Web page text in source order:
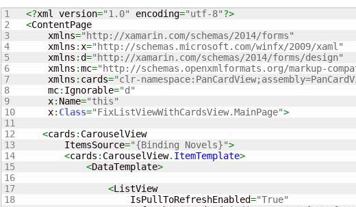
1
2
3
4
5
6
7
8
9
10
11
12
13
14
15
16
17
18
<?xml version="1.0" encoding="utf-8"?>
<ContentPage
        xmlns
="http://xamarin.com/schemas/2014/forms"
        xmlns
: x="http://schemas.microsoft.com/winfx/2009/xaml"
        xmlns
:d="http://xamarin.com/schemas/2014/forms/design"
        xmlns
:mc="http://schemas.openxmlformats.org/markup-
        xmlns
: cards="clr-
        mc
: Ignorable="d"
        x
: Name="this"
        x
: Class="FixListViewWithCardsView.MainPage">
<cards : CarouselView
           ItemsSource
="{Binding Novels}">
<cards : CarouselView. ItemTemplate>
<DataTemplate>
<ListView
                       IsPullToRefreshEnabled
="True"